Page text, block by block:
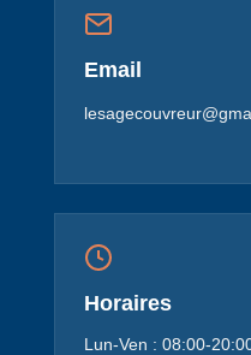
Email
Horaires
Lun-Ven : 08:00-